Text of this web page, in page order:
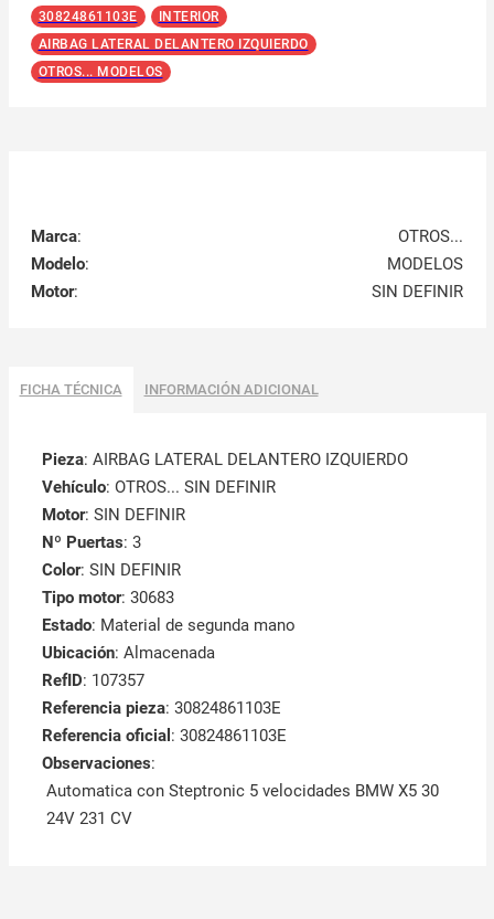
30824861103E
INTERIOR
AIRBAG LATERAL DELANTERO IZQUIERDO
OTROS... MODELOS
Marca:
OTROS...
Modelo:
MODELOS
Motor: SIN DEFINIR
FICHA TÉCNICA INFORMACIÓN ADICIONAL
Pieza: AIRBAG LATERAL DELANTERO IZQUIERDO
Vehículo: OTROS... SIN DEFINIR
Motor: SIN DEFINIR
Nº Puertas: 3
Color: SIN DEFINIR
Tipo motor: 30683
Estado: Material de segunda mano
Ubicación: Almacenada
RefID: 107357
Referencia pieza: 30824861103E
Referencia oficial : 30824861103E
Observaciones:
Automatica con Steptronic 5 velocidades BMW X5 30
24V 231 CV